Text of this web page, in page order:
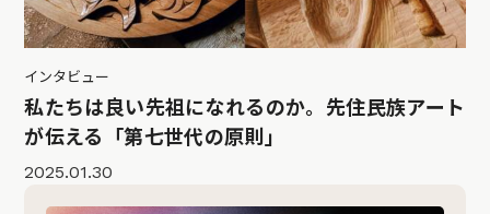
インタビュー
私たちは良い先祖になれるのか。先住民族アート
が伝える「第七世代の原則」
2025.01.30